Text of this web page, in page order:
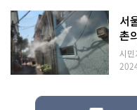
서
촌
시민